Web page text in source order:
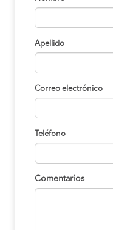
Apellido
Correo electrónico
Teléfono
Comentarios